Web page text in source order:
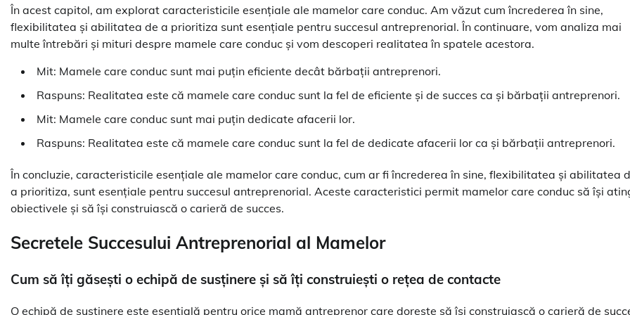
În acest capitol, am explorat caracteristicile esențiale ale mamelor care conduc. Am văzut cum încrederea în sine,
flexibilitatea și abilitatea de a prioritiza sunt esențiale pentru succesul antreprenorial. În continuare, vom analiza mai
multe întrebări și mituri despre mamele care conduc și vom descoperi realitatea în spatele acestora.
Mit: Mamele care conduc sunt mai puțin eficiente decât bărbații antreprenori.
Raspuns: Realitatea este că mamele care conduc sunt la fel de eficiente și de succes ca și bărbații antreprenori.
Mit: Mamele care conduc sunt mai puțin dedicate afacerii lor.
Raspuns: Realitatea este că mamele care conduc sunt la fel de dedicate afacerii lor ca și bărbații antreprenori.
În concluzie, caracteristicile esențiale ale mamelor care conduc, cum ar fi încrederea în sine, flexibilitatea și abilitatea
a prioritiza, sunt esențiale pentru succesul antreprenorial. Aceste caracteristici permit mamelor care conduc să își
obiectivele și să își construiască o carieră de succes.
Secretele Succesului Antreprenorial al Mamelor
Cum să îți găsești o echipă de susținere și să îți construiești o rețea de contacte
O echipă de susținere este esențială pentru orice mamă antreprenor care dorește să își construiască o carieră de